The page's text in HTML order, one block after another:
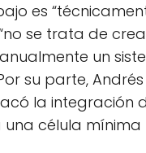
es
se trata de
un
su parte,
la integración
célula mínima